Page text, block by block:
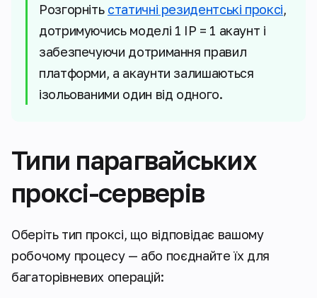
Розгорніть статичні резидентські проксі,
дотримуючись моделі 1 IP = 1 акаунт і
забезпечуючи дотримання правил
платформи, а акаунти залишаються
ізольованими один від одного.
Типи парагвайських
проксі-серверів​
Оберіть тип проксі, що відповідає вашому
робочому процесу — або поєднайте їх для
багаторівневих операцій: